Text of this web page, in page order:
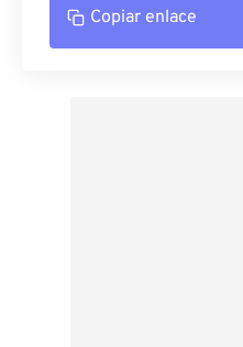
Copiar enlace